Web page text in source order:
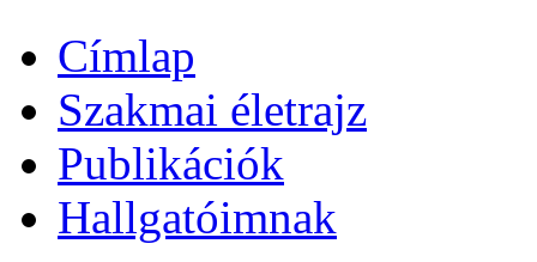
Címlap
Szakmai életrajz
Publikációk
Hallgatóimnak